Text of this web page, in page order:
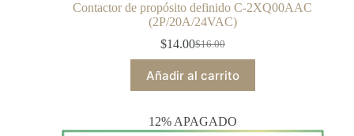
Contactor de propósito definido C-2XQ00AAC
(2P/20A/24VAC)
$16.00
$14.00
Añadir al carrito
12% APAGADO